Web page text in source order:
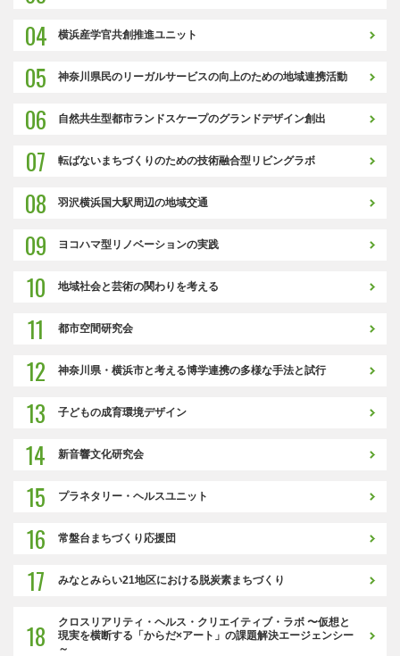
04 横浜産学官共創推進ユニット
05 神奈川県民のリーガルサービスの向上のための地域連携活動
06 自然共生型都市ランドスケープのグランドデザイン創出
07 転ばないまちづくりのための技術融合型リビングラボ
08 羽沢横浜国大駅周辺の地域交通
09 ヨコハマ型リノベーションの実践
10 地域社会と芸術の関わりを考える
11 都市空間研究会
12 神奈川県・横浜市と考える博学連携の多様な手法と試行
13 子どもの成育環境デザイン
14 新音響文化研究会
15 プラネタリー・ヘルスユニット
16 常盤台まちづくり応援団
17 みなとみらい21地区における脱炭素まちづくり
18
クロスリアリティ・ヘルス・クリエイティブ・ラボ 〜仮想と
現実を横断する「からだ×アート」の課題解決エージェンシー
～